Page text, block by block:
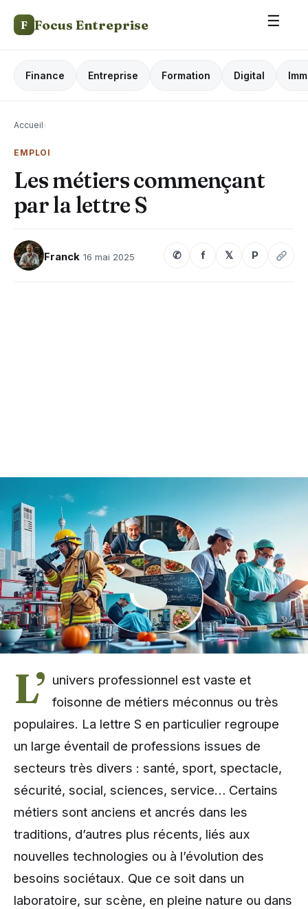
F Focus Entreprise ☰
Finance Entreprise Formation Digital
Accueil›
EMPLOI
Les métiers commençant
par la lettre S
Franck 16 mai 2025 ✆ f 𝕏 P
L’ univers professionnel est vaste et
foisonne de métiers méconnus ou très
populaires. La lettre S en particulier regroupe
un large éventail de professions issues de
secteurs très divers : santé, sport, spectacle,
sécurité, social, sciences, service… Certains
métiers sont anciens et ancrés dans les
traditions, d’autres plus récents, liés aux
nouvelles technologies ou à l’évolution des
besoins sociétaux. Que ce soit dans un
laboratoire, sur scène, en pleine nature ou dans